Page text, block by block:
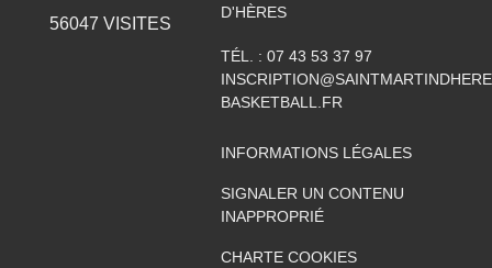
56047 VISITES
D'HÈRES
TÉL. : 07 43 53 37 97
BASKETBALL.FR
INFORMATIONS LÉGALES
SIGNALER UN CONTENU
INAPPROPRIÉ
CHARTE COOKIES